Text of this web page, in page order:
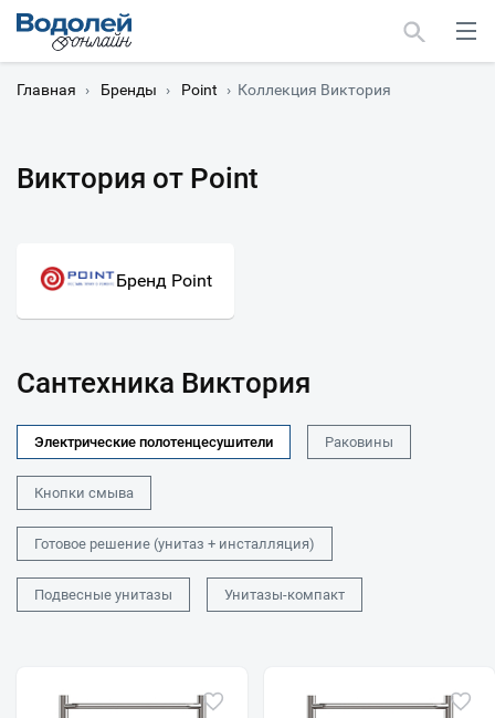
Главная › Бренды › Point › Коллекция Виктория
Виктория от Point
Бренд Point
Сантехника Виктория
Электрические полотенцесушители Раковины
Кнопки смыва
Готовое решение (унитаз + инсталляция)
Подвесные унитазы Унитазы-компакт